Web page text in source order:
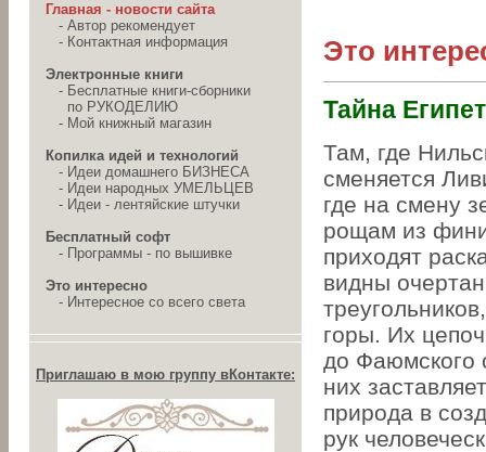
Главная - новости сайта
- Автор рекомендует
- Контактная информация
Электронные книги
- Бесплатные книги-сборники
по РУКОДЕЛИЮ
- Мой книжный магазин
Копилка идей и технологий
- Идеи домашнего БИЗНЕСА
- Идеи народных УМЕЛЬЦЕВ
- Идеи - лентяйские штучки
Бесплатный софт
- Программы - по вышивке
Это интересно
- Интересное со всего света
Приглашаю в мою группу вКонтакте:
Это
Тайна
Там, где
сменяется
где на смену
рощам из
приходят
видны
горы. Их
до Фаюмского
них
природа в
рук